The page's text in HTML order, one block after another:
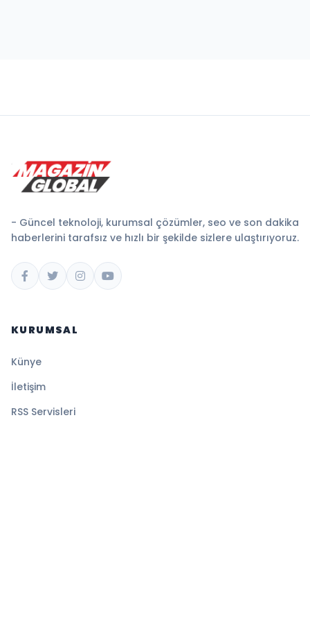
- Güncel teknoloji, kurumsal çözümler, seo ve son dakika
haberlerini tarafsız ve hızlı bir şekilde sizlere ulaştırıyoruz.
KURUMSAL
Künye
İletişim
RSS Servisleri